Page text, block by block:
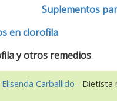
Suplementos
en clorofila
y otros remedios.
Elisenda Carballido - Dietista